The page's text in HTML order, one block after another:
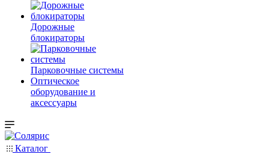
Дорожные
блокираторы
Парковочные системы
Оптическое
оборудование и
аксессуары
Каталог